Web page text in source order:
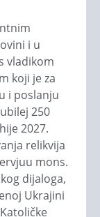
i u
vladikom
koji je za
i poslanju
250
2027.
relikvija
mons.
dijaloga,
Ukrajini